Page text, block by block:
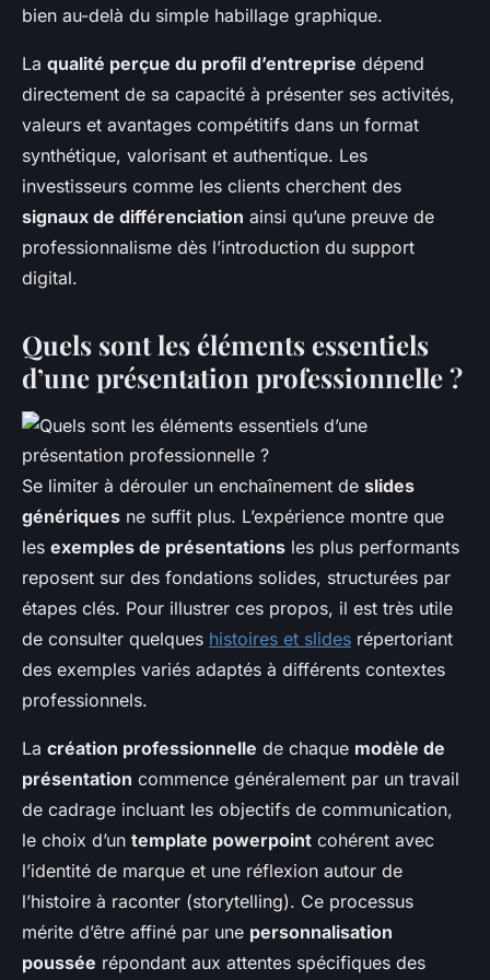
bien au-delà du simple habillage graphique.
La qualité perçue du profil d’entreprise dépend
directement de sa capacité à présenter ses activités,
valeurs et avantages compétitifs dans un format
synthétique, valorisant et authentique. Les
investisseurs comme les clients cherchent des
signaux de différenciation ainsi qu’une preuve de
professionnalisme dès l’introduction du support
digital.
Quels sont les éléments essentiels
d’une présentation professionnelle ?
Se limiter à dérouler un enchaînement de slides
génériques ne suffit plus. L’expérience montre que
les exemples de présentations les plus performants
reposent sur des fondations solides, structurées par
étapes clés. Pour illustrer ces propos, il est très utile
de consulter quelques histoires et slides répertoriant
des exemples variés adaptés à différents contextes
professionnels.
La création professionnelle de chaque modèle de
présentation commence généralement par un travail
de cadrage incluant les objectifs de communication,
le choix d’un template powerpoint cohérent avec
l’identité de marque et une réflexion autour de
l’histoire à raconter (storytelling). Ce processus
mérite d’être affiné par une personnalisation
poussée répondant aux attentes spécifiques des